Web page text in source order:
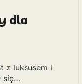
dla
z luksusem i
się…